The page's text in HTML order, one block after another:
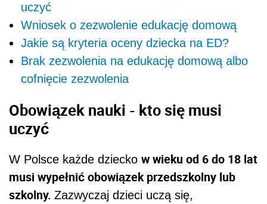
uczyć
Wniosek o zezwolenie edukację domową
Jakie są kryteria oceny dziecka na ED?
Brak zezwolenia na edukację domową albo
cofnięcie zezwolenia
Obowiązek nauki - kto się musi
uczyć
W Polsce każde dziecko w wieku od 6 do 18 lat
musi wypełnić obowiązek przedszkolny lub
szkolny. Zazwyczaj dzieci uczą się,